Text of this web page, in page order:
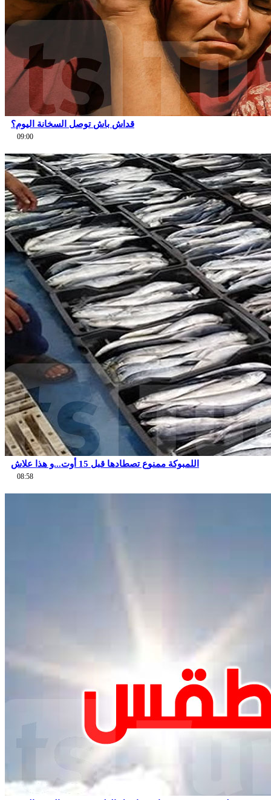
قداش باش توصل السخانة اليوم؟
09:00
اللمبوكة ممنوع تصطادها قبل 15 أوت...و هذا علاش
08:58